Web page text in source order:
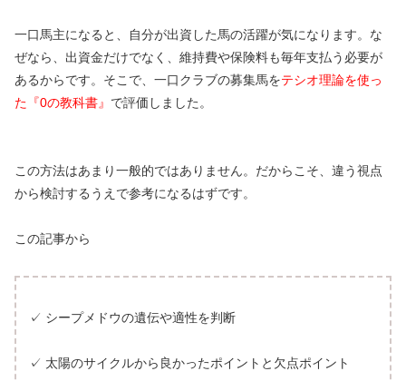
一口馬主になると、自分が出資した馬の活躍が気になります。な
ぜなら、出資金だけでなく、維持費や保険料も毎年支払う必要が
あるからです。そこで、一口クラブの募集馬をテシオ理論を使っ
た『0の教科書』 で評価しました。
この方法はあまり一般的ではありません。だからこそ、違う視点
から検討するうえで参考になるはずです。
この記事から
✓ シープメドウの遺伝や適性を判断
✓ 太陽のサイクルから良かったポイントと欠点ポイント